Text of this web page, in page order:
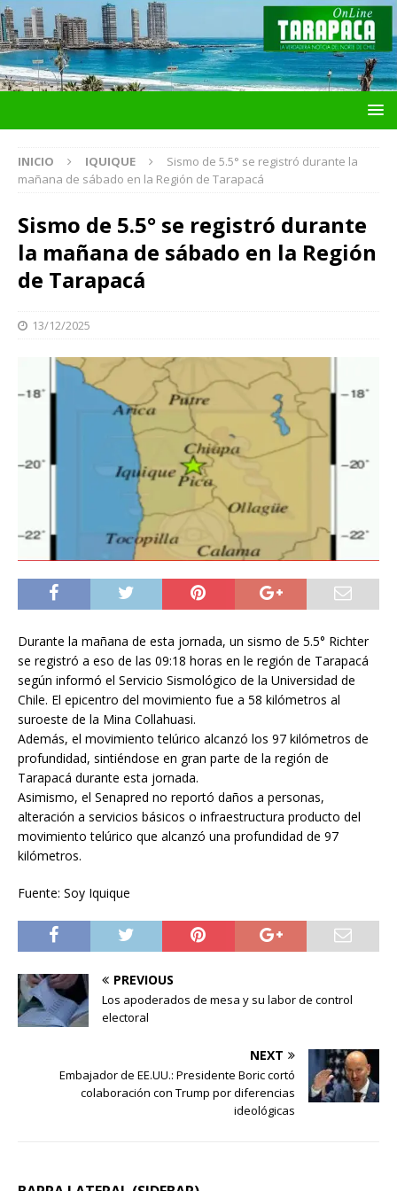
INICIO IQUIQUE
Sismo de 5.5° se registró durante la
mañana de sábado en la Región de Tarapacá
Sismo de 5.5° se registró durante
la mañana de sábado en la Región
de Tarapacá
13/12/2025
Durante la mañana de esta jornada, un sismo de 5.5° Richter
se registró a eso de las 09:18 horas en le región de Tarapacá
según informó el Servicio Sismológico de la Universidad de
Chile. El epicentro del movimiento fue a 58 kilómetros al
suroeste de la Mina Collahuasi.
Además, el movimiento telúrico alcanzó los 97 kilómetros de
profundidad, sintiéndose en gran parte de la región de
Tarapacá durante esta jornada.
Asimismo, el Senapred no reportó daños a personas,
alteración a servicios básicos o infraestructura producto del
movimiento telúrico que alcanzó una profundidad de 97
kilómetros.
Fuente: Soy Iquique
PREVIOUS
Los apoderados de mesa y su labor de control
electoral
NEXT
Embajador de EE.UU.: Presidente Boric cortó
colaboración con Trump por diferencias
ideológicas